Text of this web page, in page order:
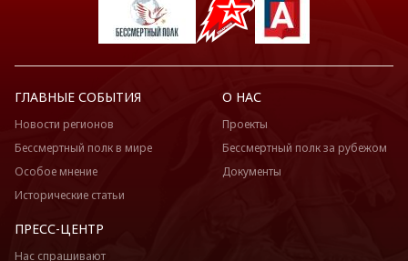
ГЛАВНЫЕ СОБЫТИЯ
Новости регионов
Бессмертный полк в мире
Особое мнение
Исторические статьи
О НАС
Проекты
Бессмертный полк за рубежом
Документы
ПРЕСС-ЦЕНТР
Нас спрашивают